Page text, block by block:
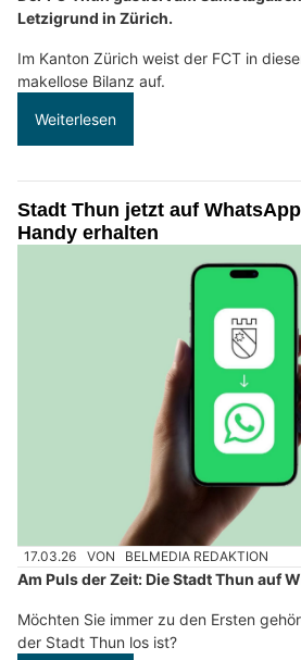
Letzigrund in Zürich.
Im Kanton Zürich weist der FCT in
makellose Bilanz auf.
Weiterlesen
Stadt Thun jetzt auf
Handy erhalten
17.03.26 VON BELMEDIA REDAKTION
Am Puls der Zeit: Die Stadt Thun auf
Möchten Sie immer zu den Ersten
der Stadt Thun los ist?